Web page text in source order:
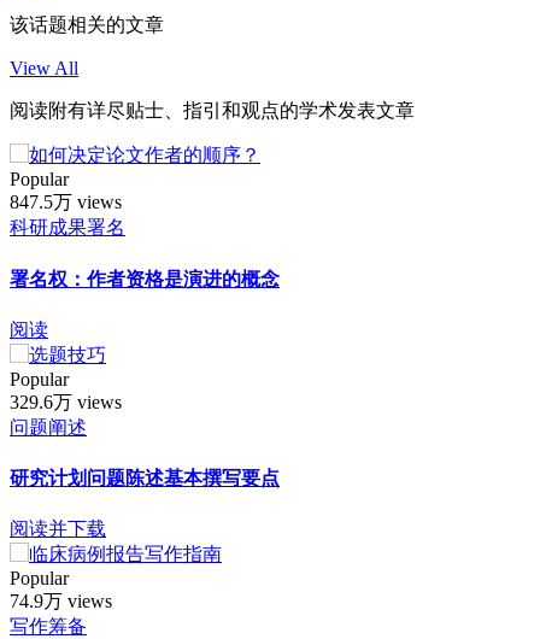
该话题相关的文章
View All
阅读附有详尽贴士、指引和观点的学术发表文章
Popular
847.5万 views
科研成果署名
署名权：作者资格是演进的概念
阅读
Popular
329.6万 views
问题阐述
研究计划问题陈述基本撰写要点
阅读并下载
Popular
74.9万 views
写作筹备